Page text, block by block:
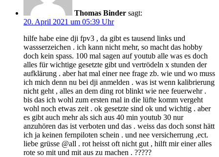
Thomas Binder sagt:
20. April 2021 um 05:39 Uhr
hilfe habe eine dji fpv3 , da gibt es tausend links und
wassserzeichen . ich kann nicht mehr, so macht das hobby
doch kein spass. 100 mal sagen auf youtub alle was es doch
alles für wichtige gesetzte gibt und vertrödeln x stunden der
aufklärung . aber hat mal einer nee frage zb. wie und wo muss
ich mich denn nu bei dji anmelden . was ist wenn kalibrierung
nicht geht , alles an dem ding rot blinkt wie nee feuerwehr .
bis das ich wohl zum ersten mal in die lüfte komm vergeht
wohl noch etwas zeit . ok gesetzte sind ok und wichtig . aber
es gibt auch mehr als sich aus 40 min youtub 30 nur
anzuhören das ist verboten und das . weiss das doch sonst hätt
ich ja keinen fernpiloten schein . und nee versicherrung ,ect.
liebe grüsse @all . rot heisst oft nicht gut , hilft mir einer alles
rote so mit und mit aus zu machen . ?????